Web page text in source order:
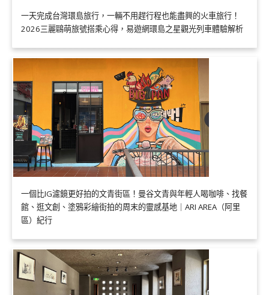
一天完成台灣環島旅行，一輛不用趕行程也能盡興的火車旅行！
2026三麗鷗萌旅號搭乘心得，易遊網環島之星觀光列車體驗解析
一個比IG濾鏡更好拍的文青街區！曼谷文青與年輕人喝咖啡、找餐
館、逛文創、塗鴉彩繪街拍的周末的靈感基地｜ARI AREA（阿里
區）紀行